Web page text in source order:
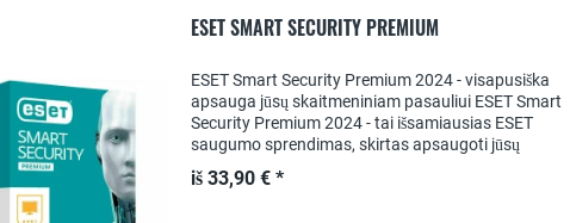
ESET SMART SECURITY PREMIUM
ESET Smart Security Premium 2024 - visapusiška
apsauga jūsų skaitmeniniam pasauliui ESET Smart
Security Premium 2024 - tai išsamiausias ESET
saugumo sprendimas, skirtas apsaugoti jūsų
įrenginius, duomenis ir veiklą internete nuo...
iš 33,90 € *